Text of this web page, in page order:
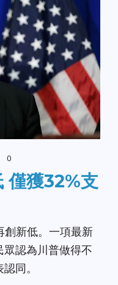
0
僅獲32%支
創新低。一項最新
認為川普做得不
同。